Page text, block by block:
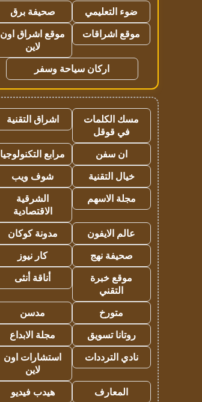
ضوء التعليمي
صحيفة برق
موقع اشراقات
موقع اشراق اون
لاين
اركان سياحة وسفر
مسك الكلمات
في قوقل
اشراق التقنية
ان سفن
مرابع التكنولوجيا
خيال التقنية
شوف ويب
مجلة الاسهم
الشرقية
الاقتصادية
عالم الايفون
مدونة كوكان
صحيفة نهج
كار نيوز
موقع خبرة
التقني
أناقة أنثى
متورخ
مدسن
روتانا تسويق
مجلة الابداع
نادي الترددات
استشارات اون
لاين
المعارف
هيدب فيديو